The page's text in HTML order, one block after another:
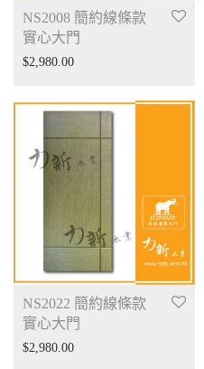
NS2008 簡約線條款
實心大門
$2,980.00
NS2022 簡約線條款
實心大門
$2,980.00